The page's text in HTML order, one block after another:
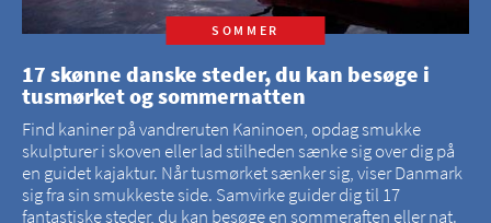
SOMMER
17 skønne danske steder, du kan besøge i
tusmørket og sommernatten
Find kaniner på vandreruten Kaninoen, opdag smukke
skulpturer i skoven eller lad stilheden sænke sig over dig på
en guidet kajaktur. Når tusmørket sænker sig, viser Danmark
sig fra sin smukkeste side. Samvirke guider dig til 17
fantastiske steder, du kan besøge en sommeraften eller nat.